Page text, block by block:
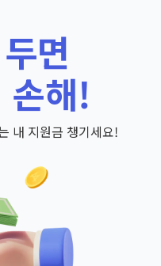
면
해!
내 지원금 챙기세요!